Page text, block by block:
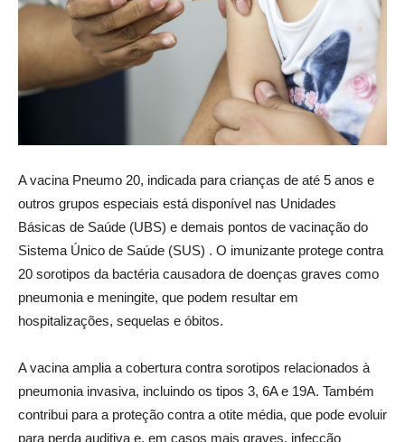
A vacina Pneumo 20, indicada para crianças de até 5 anos e
outros grupos especiais está disponível nas Unidades
Básicas de Saúde (UBS) e demais pontos de vacinação do
Sistema Único de Saúde (SUS) . O imunizante protege contra
20 sorotipos da bactéria causadora de doenças graves como
pneumonia e meningite, que podem resultar em
hospitalizações, sequelas e óbitos.
A vacina amplia a cobertura contra sorotipos relacionados à
pneumonia invasiva, incluindo os tipos 3, 6A e 19A. Também
contribui para a proteção contra a otite média, que pode evoluir
para perda auditiva e, em casos mais graves, infecção